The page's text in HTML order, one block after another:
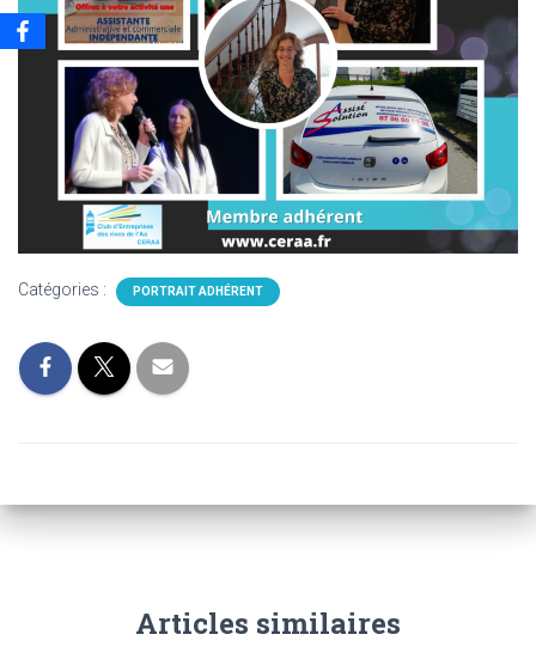
Catégories : PORTRAIT ADHÉRENT
Articles similaires